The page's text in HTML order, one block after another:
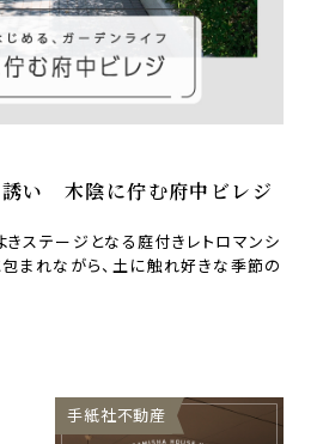
い 木陰に佇む府中ビレジ
ステージとなる庭付きレトロマンシ
まれながら、土に触れ好きな季節の
手紙社不動産